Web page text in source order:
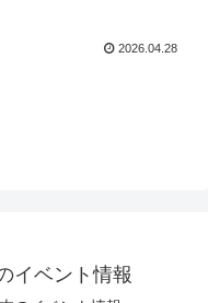
2026.04.28
イベント情報